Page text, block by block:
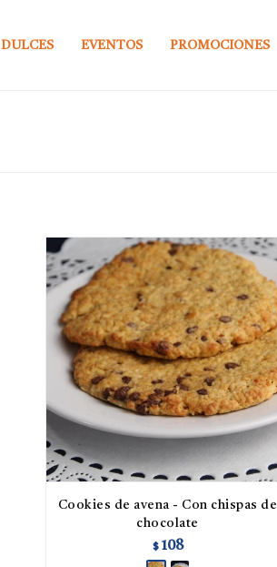
DULCES EVENTOS PROMOCIONES
Cookies de avena - Con chispas de
chocolate
$ 108